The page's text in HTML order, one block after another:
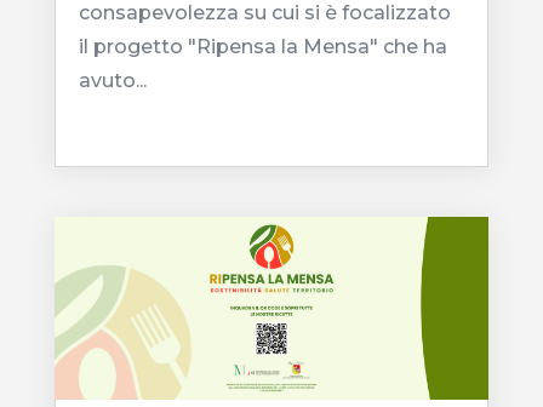
consapevolezza su cui si è focalizzato
il progetto "Ripensa la Mensa" che ha
avuto...